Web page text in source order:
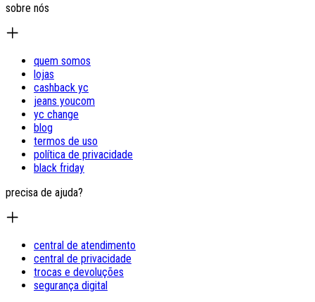
sobre nós
quem somos
lojas
cashback yc
jeans youcom
yc change
blog
termos de uso
política de privacidade
black friday
precisa de ajuda?
central de atendimento
central de privacidade
trocas e devoluções
segurança digital